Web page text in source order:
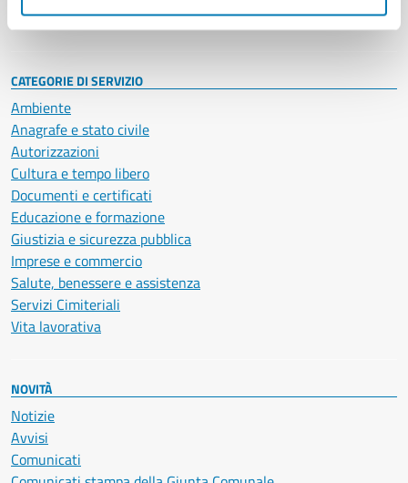
Intranet, posta aziendale e protocollo
CATEGORIE DI SERVIZIO
Ambiente
Anagrafe e stato civile
Autorizzazioni
Cultura e tempo libero
Documenti e certificati
Educazione e formazione
Giustizia e sicurezza pubblica
Imprese e commercio
Salute, benessere e assistenza
Servizi Cimiteriali
Vita lavorativa
NOVITÀ
Notizie
Avvisi
Comunicati